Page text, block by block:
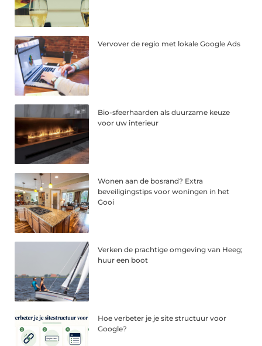
Vervover de regio met lokale Google Ads
Bio-sfeerhaarden als duurzame keuze
voor uw interieur
Wonen aan de bosrand? Extra
beveiligingstips voor woningen in het
Gooi
Verken de prachtige omgeving van Heeg;
huur een boot
Hoe verbeter je je site structuur voor
Google?